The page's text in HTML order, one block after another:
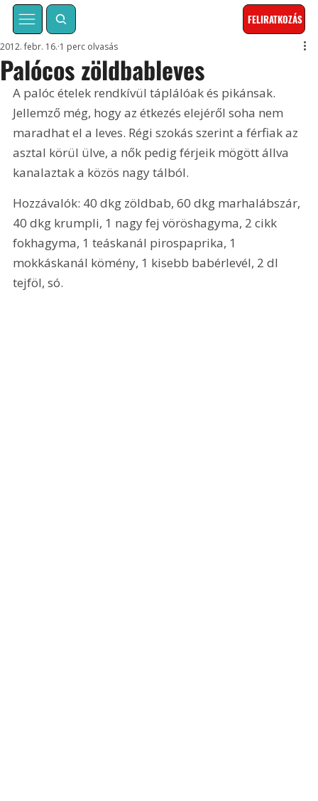
FELIRATKOZÁS
Palócos zöldbableves
2012. febr. 16. 1 perc olvasás
A palóc ételek rendkívül táplálóak és pikánsak.
Jellemző még, hogy az étkezés elejéről soha nem
maradhat el a leves. Régi szokás szerint a férfiak az
asztal körül ülve, a nők pedig férjeik mögött állva
kanalaztak a közös nagy tálból.
Hozzávalók: 40 dkg zöldbab, 60 dkg marhalábszár,
40 dkg krumpli, 1 nagy fej vöröshagyma, 2 cikk
fokhagyma, 1 teáskanál pirospaprika, 1
mokkáskanál kömény, 1 kisebb babérlevél, 2 dl
tejföl, só.